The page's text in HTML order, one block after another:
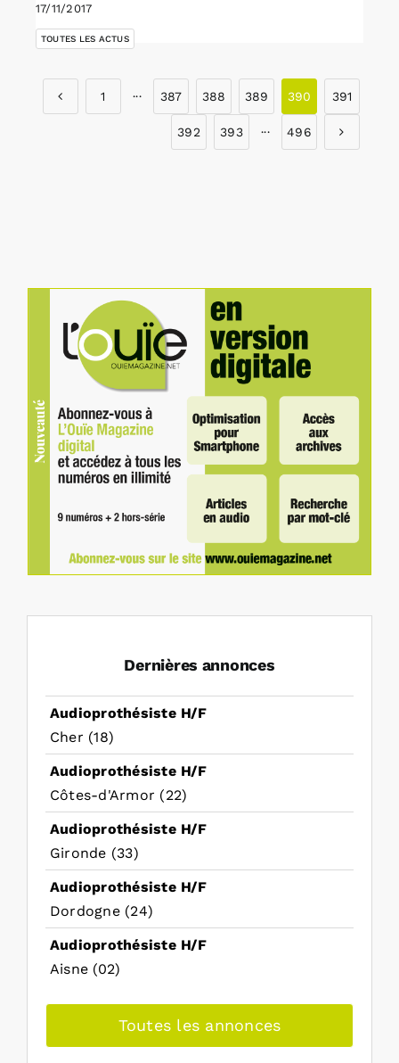
17/11/2017
TOUTES LES ACTUS
1 ··· 387 388 389 390 391
392 393 ··· 496
Dernières annonces
Audioprothésiste H/F
Cher (18)
Audioprothésiste H/F
Côtes-d'Armor (22)
Audioprothésiste H/F
Gironde (33)
Audioprothésiste H/F
Dordogne (24)
Audioprothésiste H/F
Aisne (02)
Toutes les annonces